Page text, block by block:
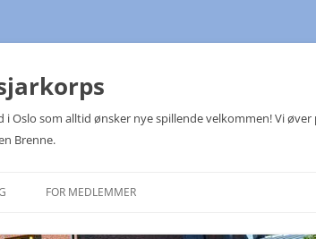
i Oslo som alltid ønsker nye spillende velkommen! Vi
Brenne.
FOR MEDLEMMER